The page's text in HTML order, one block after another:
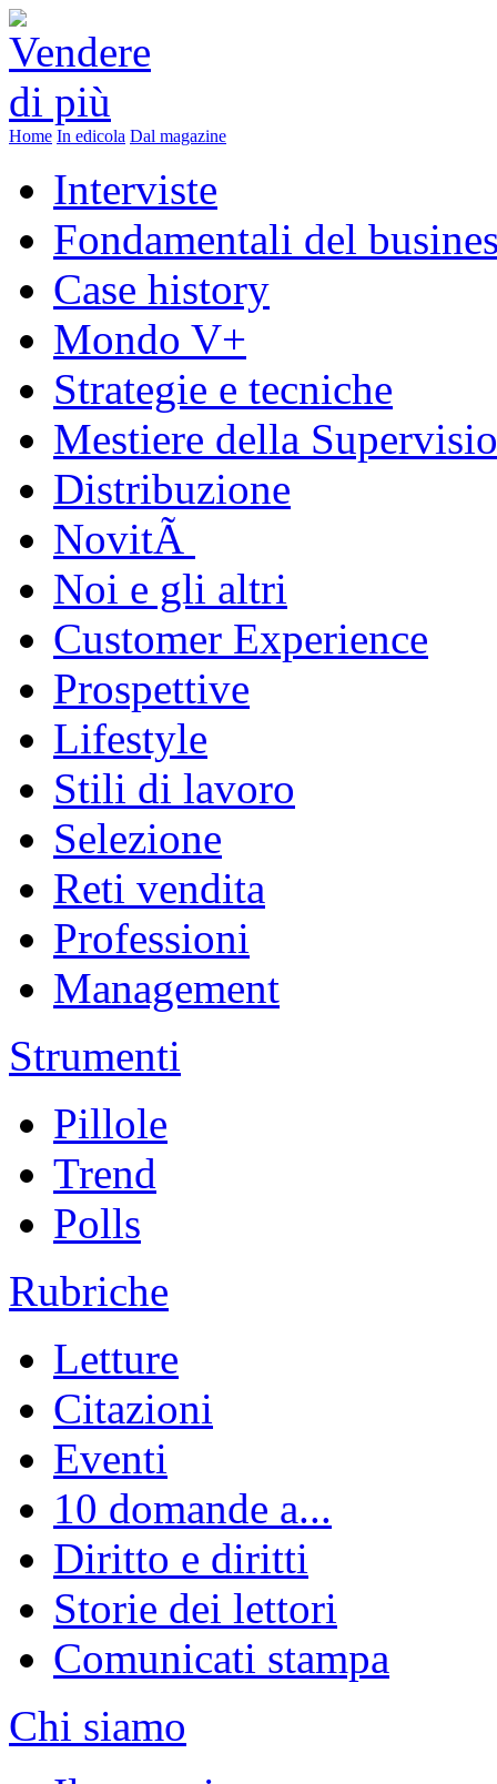
Home In edicola Dal magazine
Interviste
Fondamentali del
Case history
Mondo V+
Strategie e tecniche
Mestiere della
Distribuzione
NovitÃ
Noi e gli altri
Customer Experience
Prospettive
Lifestyle
Stili di lavoro
Selezione
Reti vendita
Professioni
Management
Strumenti
Pillole
Trend
Polls
Rubriche
Letture
Citazioni
Eventi
10 domande a...
Diritto e diritti
Storie dei lettori
Comunicati stampa
Chi siamo